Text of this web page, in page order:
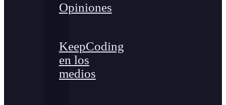
Opiniones
KeepCoding
en los
medios